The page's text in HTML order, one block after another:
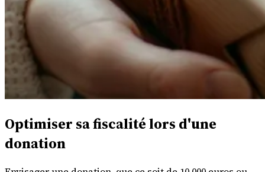
Optimiser sa fiscalité lors d'une
donation